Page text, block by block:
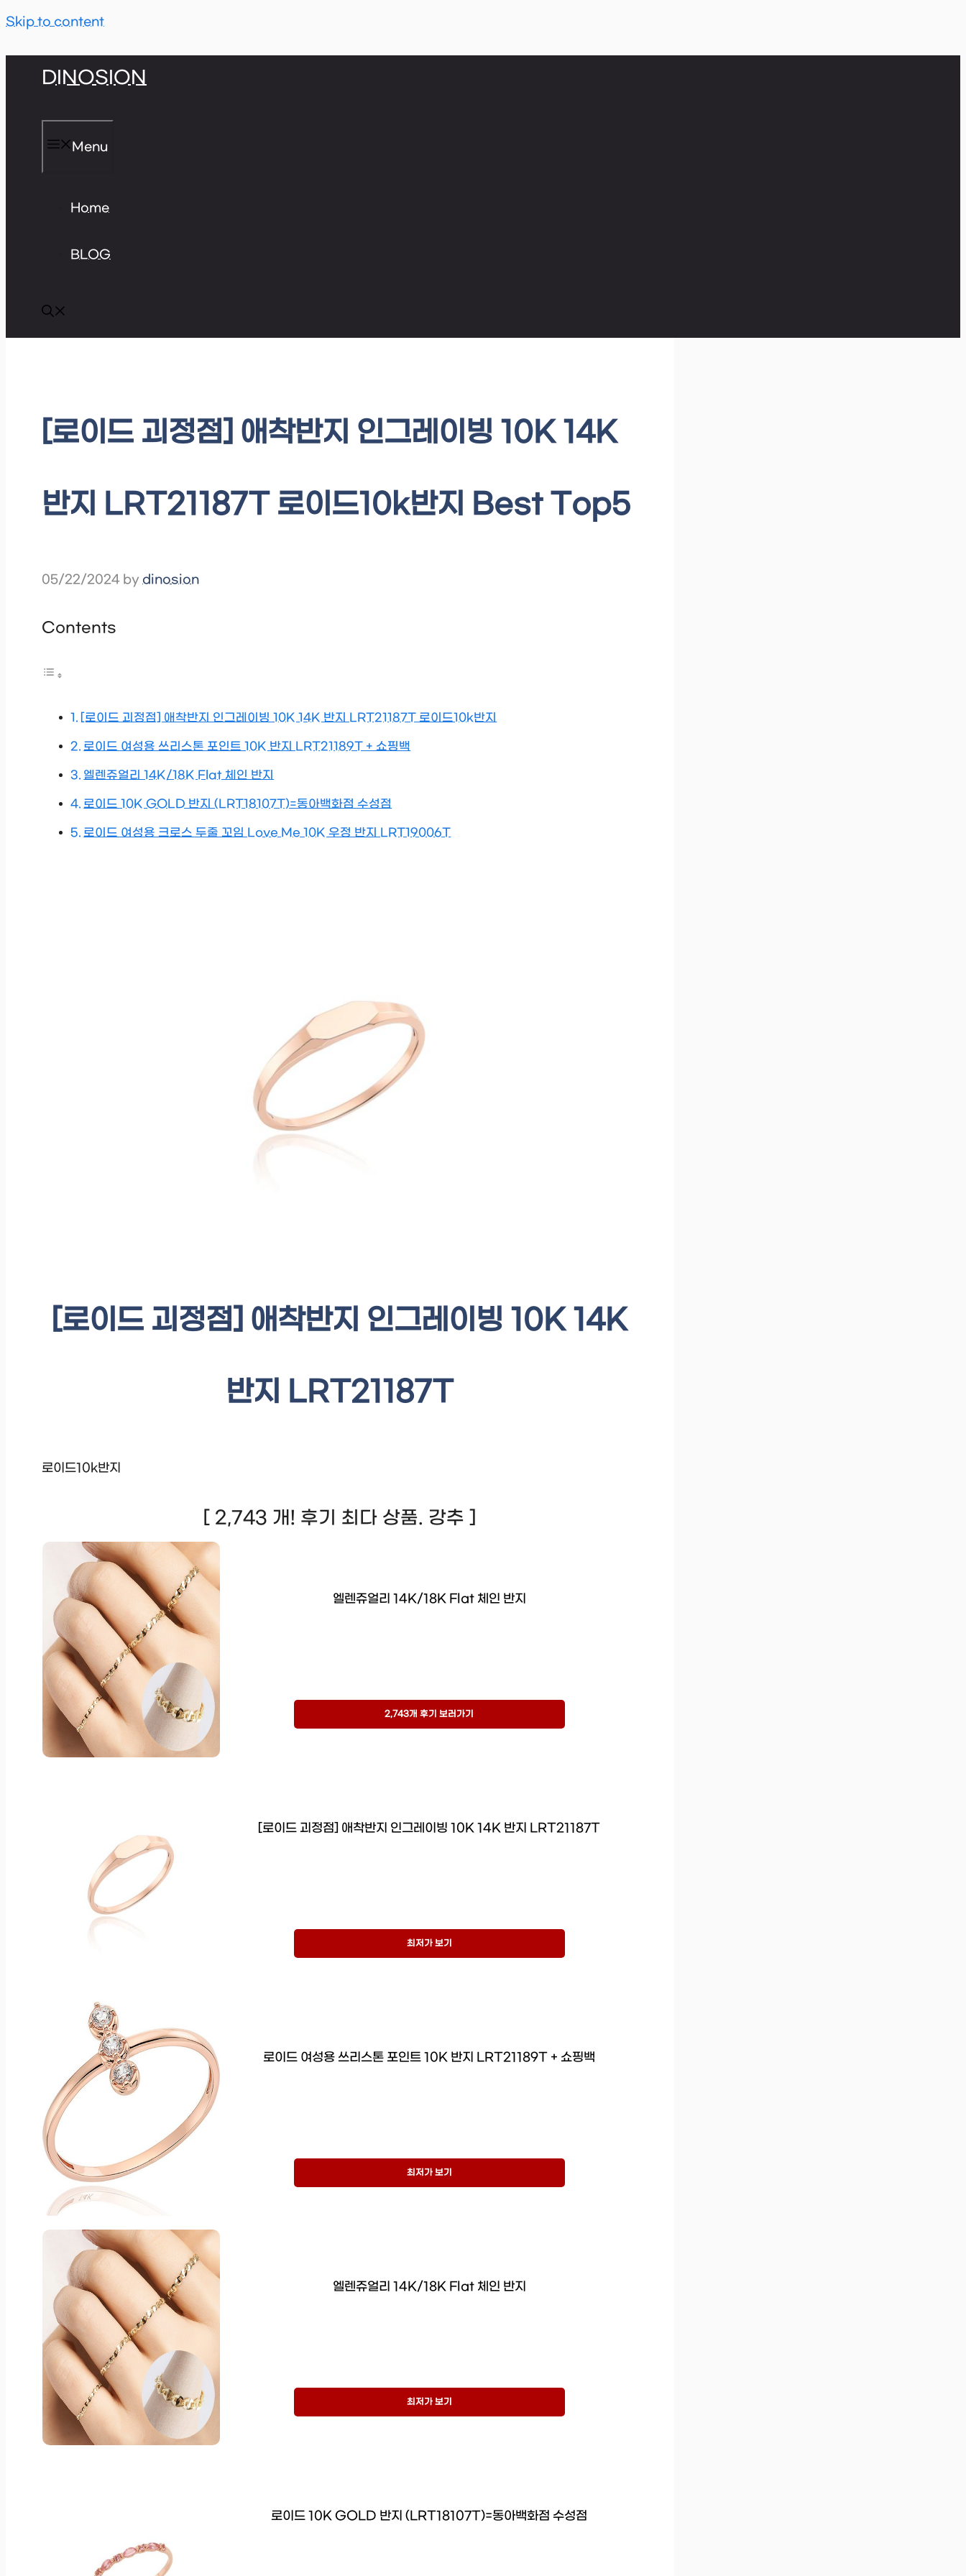
Skip to content
DINOSION
Menu
Home
BLOG
[로이드 괴정점] 애착반지 인그레이빙 10K 14K
반지 LRT21187T 로이드10k반지 Best Top5
05/22/2024 by dinosion
Contents
[로이드 괴정점] 애착반지 인그레이빙 10K 14K 반지 LRT21187T 로이드10k반지
로이드 여성용 쓰리스톤 포인트 10K 반지 LRT21189T + 쇼핑백
엘렌쥬얼리 14K/18K Flat 체인 반지
로이드 10K GOLD 반지 (LRT18107T)=동아백화점 수성점
로이드 여성용 크로스 두줄 꼬임 Love Me 10K 우정 반지 LRT19006T
[로이드 괴정점] 애착반지 인그레이빙 10K 14K
반지 LRT21187T
로이드10k반지
[ 2,743 개! 후기 최다 상품. 강추 ]
엘렌쥬얼리 14K/18K Flat 체인 반지
2,743개 후기 보러가기
[로이드 괴정점] 애착반지 인그레이빙 10K 14K 반지 LRT21187T
최저가 보기
로이드 여성용 쓰리스톤 포인트 10K 반지 LRT21189T + 쇼핑백
최저가 보기
엘렌쥬얼리 14K/18K Flat 체인 반지
최저가 보기
로이드 10K GOLD 반지 (LRT18107T)=동아백화점 수성점